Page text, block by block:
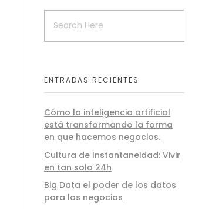
ENTRADAS RECIENTES
Cómo la inteligencia artificial
está transformando la forma
en que hacemos negocios.
Cultura de Instantaneidad: Vivir
en tan solo 24h
Big Data el poder de los datos
para los negocios